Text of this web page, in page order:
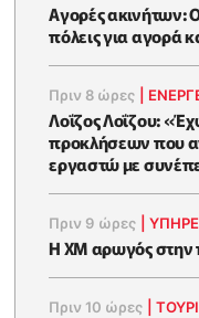
Αγορές ακινήτων:
πόλεις για αγορά
Πριν 8 ώρες
Λοΐζος Λοΐζου:
προκλήσεων που
εργαστώ με
Πριν 9 ώρες |
Η XM αρωγός στην
Πριν 10 ώρες |